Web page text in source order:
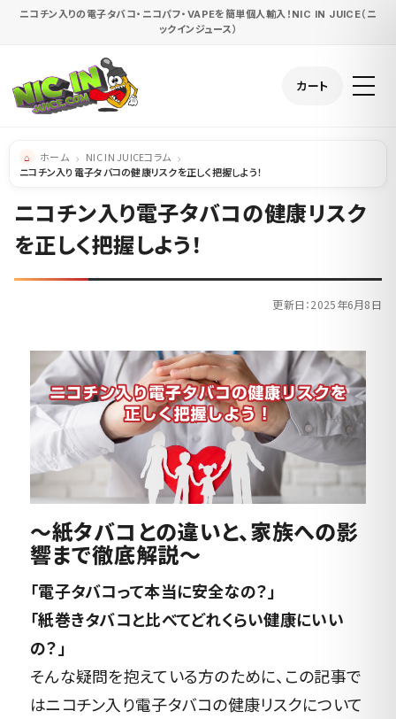
ニコチン入りの電子タバコ・ニコパフ・VAPEを簡単個人輸入！NIC IN JUICE（ニ
ックインジュース）
カート
ホーム
NIC IN JUICEコラム
ニコチン入り電子タバコの健康リスクを正しく把握しよう！
ニコチン入り電子タバコの健康リスク
を正しく把握しよう！
更新日：2025年6月8日
〜紙タバコとの違いと、家族への影
響まで徹底解説〜
「電子タバコって本当に安全なの？」
「紙巻きタバコと比べてどれくらい健康にいい
の？」
そんな疑問を抱えている方のために、この記事で
はニコチン入り電子タバコの健康リスクについて